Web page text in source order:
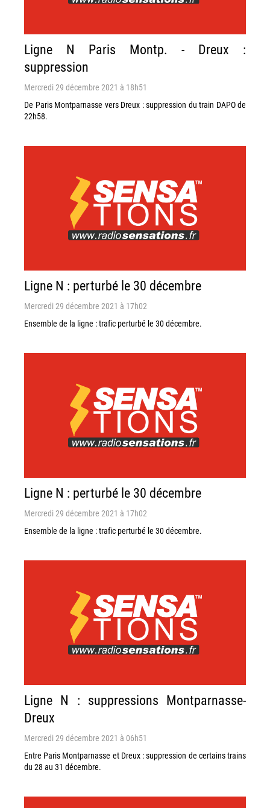
Ligne N Paris Montp. - Dreux :
suppression
Mercredi 29 décembre 2021 à 18h51
De Paris Montparnasse vers Dreux : suppression du train DAPO de
22h58.
Ligne N : perturbé le 30 décembre
Mercredi 29 décembre 2021 à 17h02
Ensemble de la ligne : trafic perturbé le 30 décembre.
Ligne N : perturbé le 30 décembre
Mercredi 29 décembre 2021 à 17h02
Ensemble de la ligne : trafic perturbé le 30 décembre.
Ligne N : suppressions Montparnasse-
Dreux
Mercredi 29 décembre 2021 à 06h51
Entre Paris Montparnasse et Dreux : suppression de certains trains
du 28 au 31 décembre.